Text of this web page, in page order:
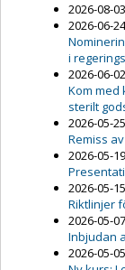
2026-08-03
2026-06-24
i
2026-06-02
Kom med
sterilt
2026-05-25
Remiss
2026-05-19
2026-05-15
Riktlinjer
2026-05-07
Inbjudan
2026-05-05